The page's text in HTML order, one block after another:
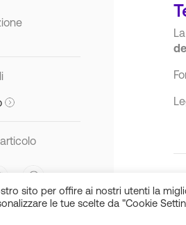
sito per offire ai nostri utenti la
le tue scelte da "Cookie